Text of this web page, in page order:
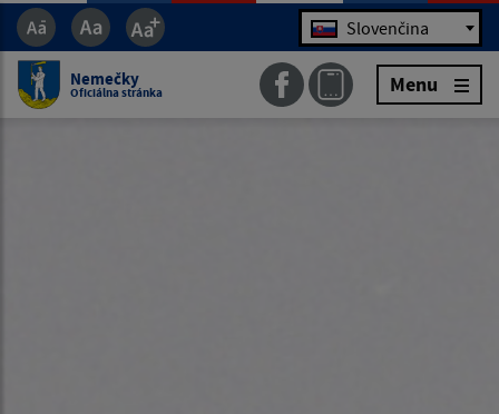
Jazyk Slovenčina
Nemečky
Oficiálna stránka Menu